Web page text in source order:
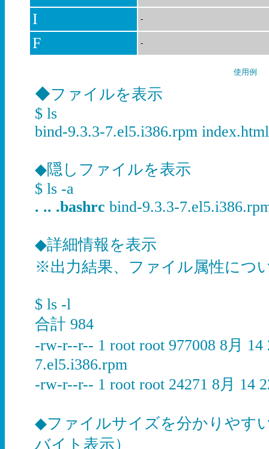
I -
F -
使用例
◆ファイルを表示
$ ls
bind-9.3.3-7.el5.i386.rpm index.html
◆隠しファイルを表示
$ ls -a
. .. .bashrc bind-9.3.3-
◆詳細情報を表示
※出力結果、ファイル属性につ
$ ls -l
合計 984
-rw-r--r-- 1 root root 977008 8月 14
7.el5.i386.rpm
-rw-r--r-- 1 root root 24271 8月 14
◆ファイルサイズを分かりやす
バイト表示）